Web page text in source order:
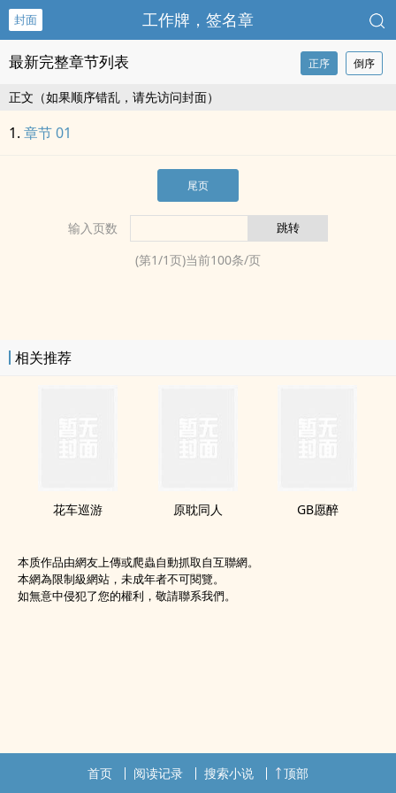
封面 工作牌，签名章
最新完整章节列表 正序 倒序
正文（如果顺序错乱，请先访问封面）
章节 01
尾页
输入页数
(第1/1页)当前100条/页
相关推荐
花车巡游 原耽‍‌同‌‎‍人‌‍ GB愿醉
本质作品由網友上傳或爬蟲自動抓取自互聯網。
本網為限制級網站，未成年者不可閱覽。
如無意中侵犯了您的權利，敬請聯系我們。
首页 阅读记录 搜索小说 顶部